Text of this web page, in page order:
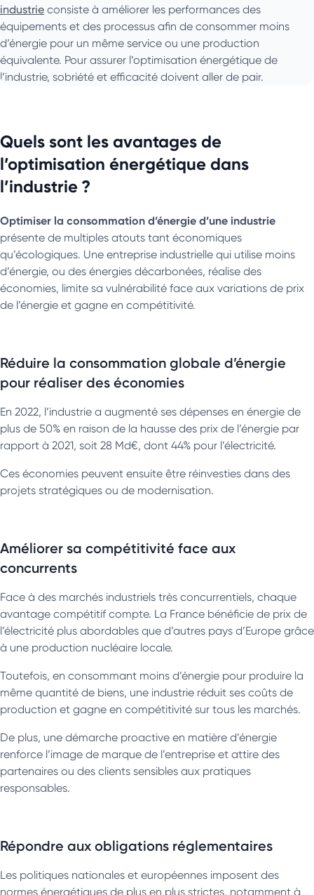
industrie consiste à améliorer les performances des
équipements et des processus afin de consommer moins
d’énergie pour un même service ou une production
équivalente. Pour assurer l’optimisation énergétique de
l’industrie, sobriété et efficacité doivent aller de pair.
Quels sont les avantages de
l’optimisation énergétique dans
l’industrie ?
Optimiser la consommation d’énergie d’une industrie
présente de multiples atouts tant économiques
qu’écologiques. Une entreprise industrielle qui utilise moins
d’énergie, ou des énergies décarbonées, réalise des
économies, limite sa vulnérabilité face aux variations de prix
de l’énergie et gagne en compétitivité.
Réduire la consommation globale d’énergie
pour réaliser des économies
En 2022, l’industrie a augmenté ses dépenses en énergie de
plus de 50% en raison de la hausse des prix de l’énergie par
rapport à 2021, soit 28 Md€, dont 44% pour l’électricité.
Ces économies peuvent ensuite être réinvesties dans des
projets stratégiques ou de modernisation.
Améliorer sa compétitivité face aux
concurrents
Face à des marchés industriels très concurrentiels, chaque
avantage compétitif compte. La France bénéficie de prix de
l’électricité plus abordables que d’autres pays d’Europe grâce
à une production nucléaire locale.
Toutefois, en consommant moins d’énergie pour produire la
même quantité de biens, une industrie réduit ses coûts de
production et gagne en compétitivité sur tous les marchés.
De plus, une démarche proactive en matière d’énergie
renforce l’image de marque de l’entreprise et attire des
partenaires ou des clients sensibles aux pratiques
responsables.
Répondre aux obligations réglementaires
Les politiques nationales et européennes imposent des
normes énergétiques de plus en plus strictes, notamment à